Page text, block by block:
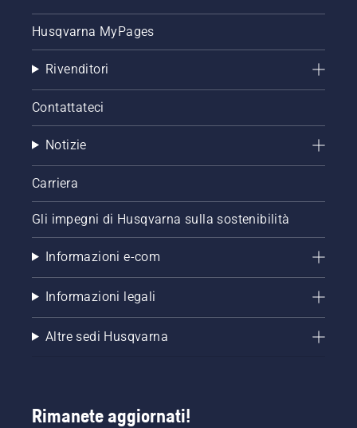
Husqvarna MyPages
Rivenditori
Contattateci
Notizie
Carriera
Gli impegni di Husqvarna sulla sostenibilità
Informazioni e-com
Informazioni legali
Altre sedi Husqvarna
Rimanete aggiornati!